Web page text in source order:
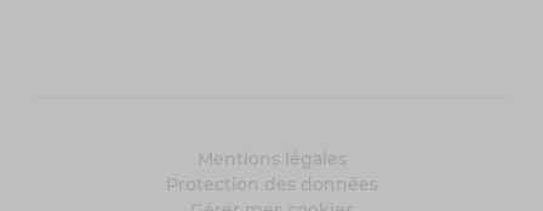
Mentions légales
Protection des données